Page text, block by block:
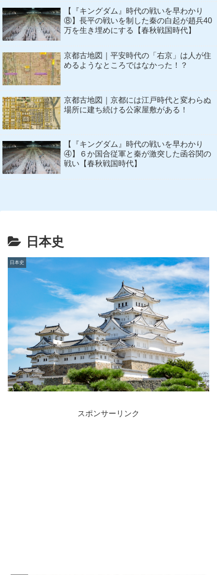
【『キングダム』時代の戦いを早わかり
⑧】長平の戦いを制した秦の白起が趙兵40
万を生き埋めにする【春秋戦国時代】
京都古地図｜平安時代の「右京」は人が住
めるようなところではなかった！？
京都古地図｜京都には江戸時代と変わらぬ
場所に建ち続ける公家屋敷がある！
【『キングダム』時代の戦いを早わかり
④】６か国合従軍と秦が激突した函谷関の
戦い【春秋戦国時代】
日本史
日本史
スポンサーリンク